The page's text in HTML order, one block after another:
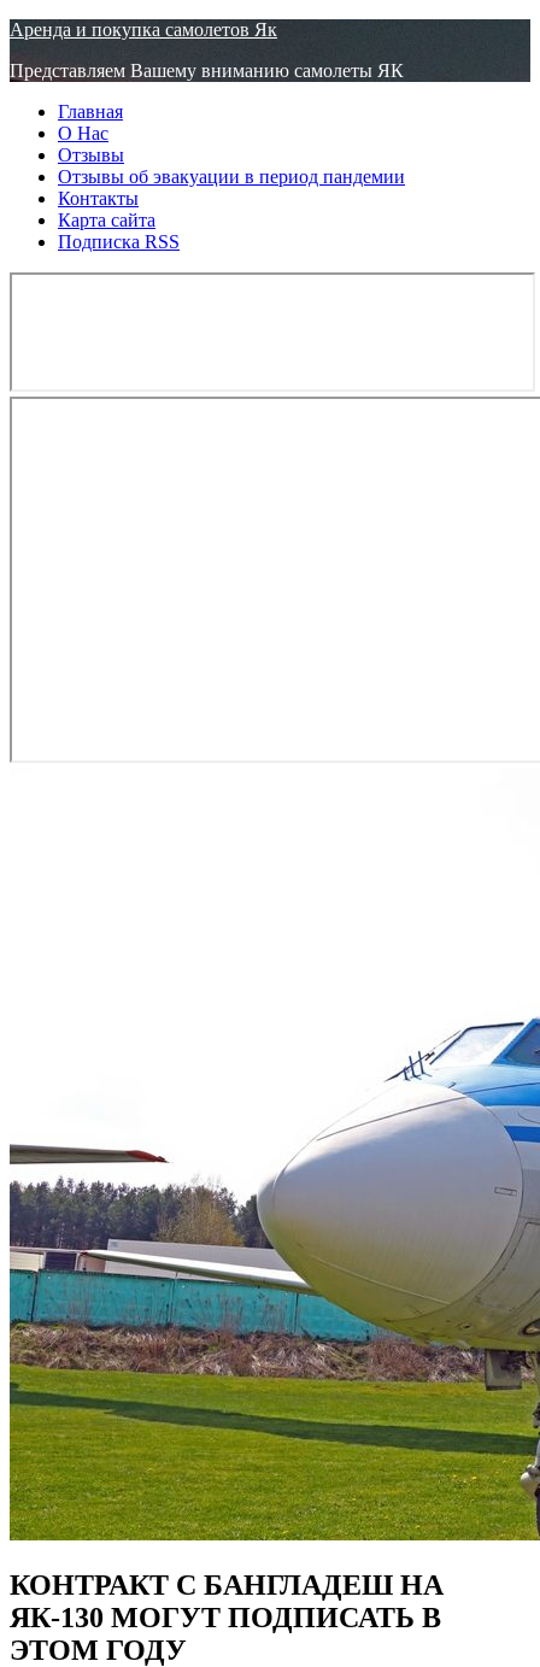
Аренда и покупка самолетов Як
Представляем Вашему вниманию самолеты ЯК
Главная
О Нас
Отзывы
Отзывы об эвакуации в период пандемии
Контакты
Карта сайта
Подписка RSS
КОНТРАКТ С БАНГЛАДЕШ НА
ЯК-130 МОГУТ ПОДПИСАТЬ В
ЭТОМ ГОДУ
Узнать больше. Хорошо, спасибо